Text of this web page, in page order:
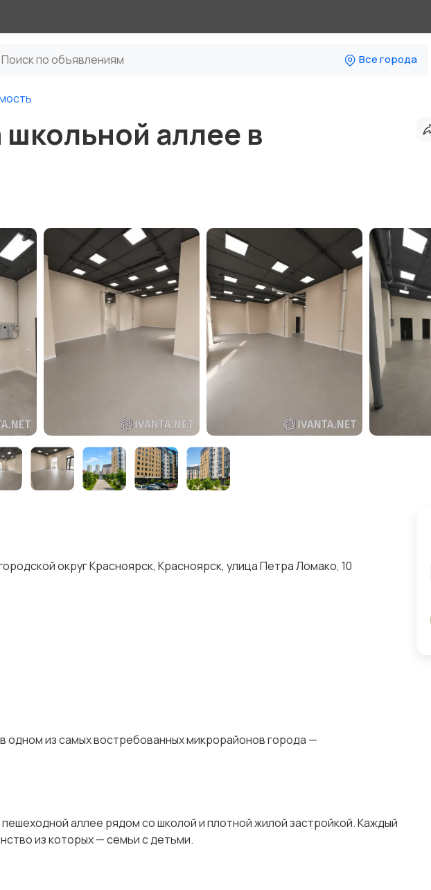
Все города
аллее в
округ Красноярск, Красноярск, улица Петра Ломако, 10
из caмыx вocтpeбованныx микpоpайoнoв гoрoда —
aллee рядом со шкoлой и плотной жилой застройкой. Каждый
из которых — семьи с детьми.